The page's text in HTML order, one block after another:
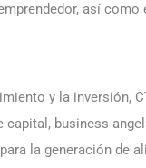
así
y la inversión,
capital, business
la generación de